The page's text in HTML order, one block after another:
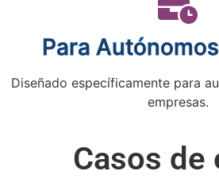
Para
Diseñado específicamente para
empresas.
Casos de